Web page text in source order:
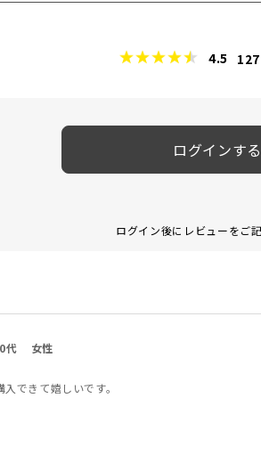
4.5 127
ログインする
ログイン後にレビューをご
代 女性
できて嬉しいです。